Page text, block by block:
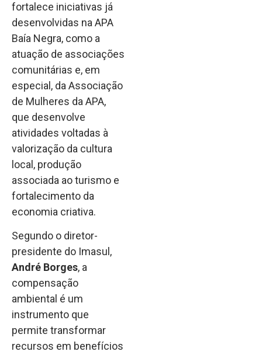
fortalece iniciativas já
desenvolvidas na APA
Baía Negra, como a
atuação de associações
comunitárias e, em
especial, da Associação
de Mulheres da APA,
que desenvolve
atividades voltadas à
valorização da cultura
local, produção
associada ao turismo e
fortalecimento da
economia criativa.
Segundo o diretor-
presidente do Imasul,
André Borges, a
compensação
ambiental é um
instrumento que
permite transformar
recursos em benefícios